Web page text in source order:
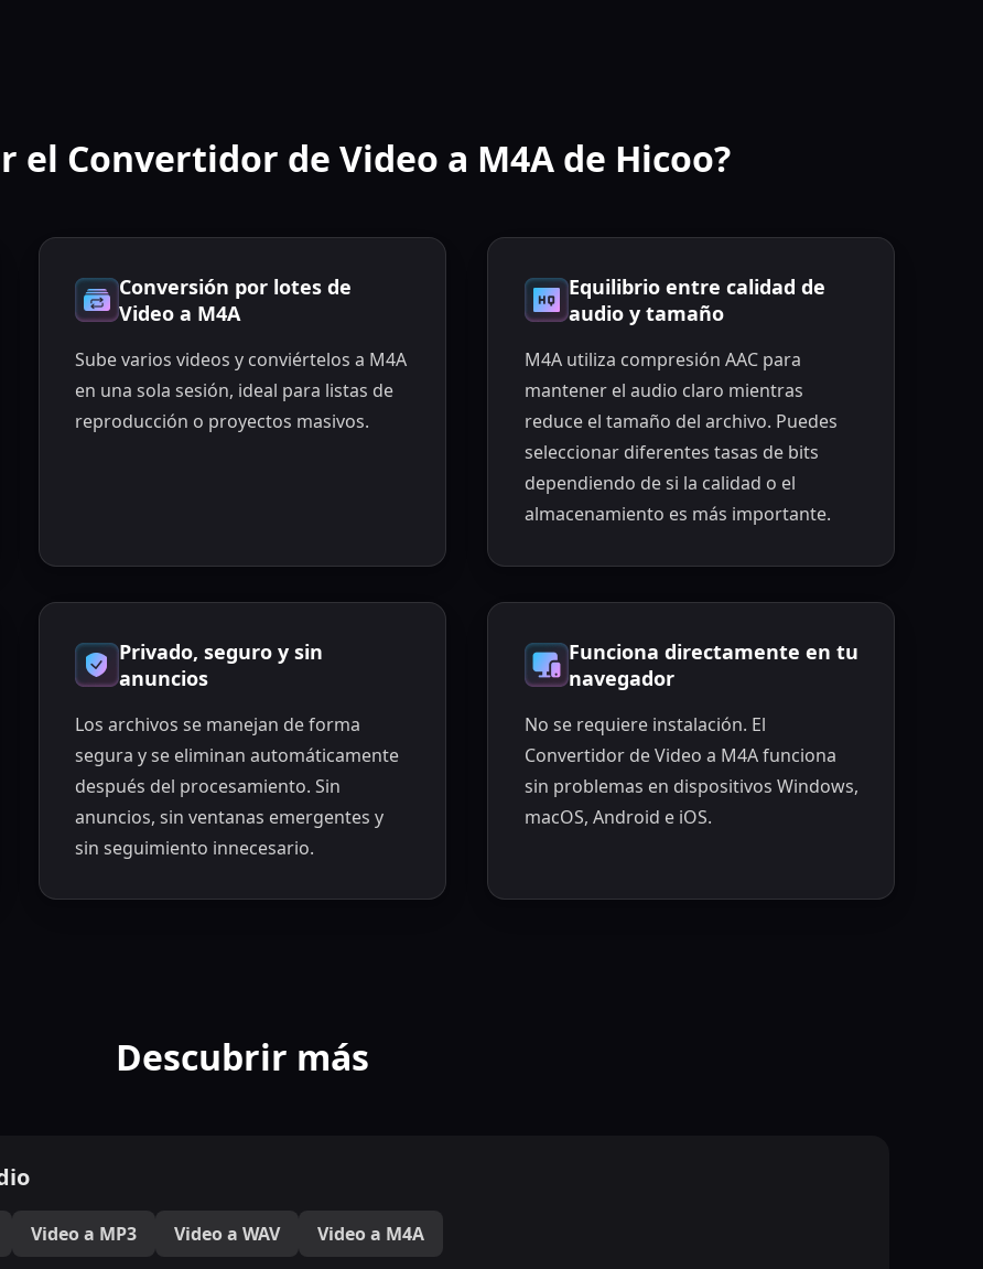
el Convertidor de Video a M4A de Hicoo?
Conversión por lotes de
Video a M4A
Sube varios videos y conviértelos a M4A
en una sola sesión, ideal para listas de
reproducción o proyectos masivos.
Equilibrio entre calidad de
audio y tamaño
M4A utiliza compresión AAC para
mantener el audio claro mientras
reduce el tamaño del archivo. Puedes
seleccionar diferentes tasas de bits
dependiendo de si la calidad o el
almacenamiento es más importante.
Privado, seguro y sin
anuncios
Los archivos se manejan de forma
segura y se eliminan automáticamente
después del procesamiento. Sin
anuncios, sin ventanas emergentes y
sin seguimiento innecesario.
Funciona directamente en tu
navegador
No se requiere instalación. El
Convertidor de Video a M4A funciona
sin problemas en dispositivos Windows,
macOS, Android e iOS.
Descubrir más
Video a MP3 Video a WAV Video a M4A